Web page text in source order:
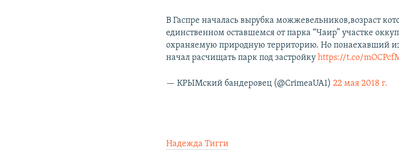
В Гаспре началась вырубка можжевельников,возраст
единственном оставшемся от парка “Чаир” участке
охраняемую природную территорию. Но понаехавший
начал расчищать парк под застройкуhttps://t.co/
— КРЫМский бандеровец (@CrimeaUA1)22 мая 2018 г.
Надежда Тигги